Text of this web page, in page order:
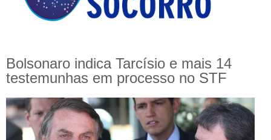
Bolsonaro indica Tarcísio e mais 14
testemunhas em processo no STF